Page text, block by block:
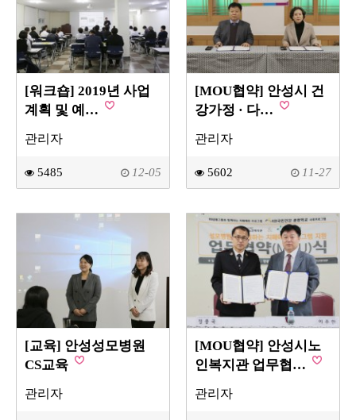
[워크숍] 2019년 사업
계획 및 예…
관리자
5485 12-05
[MOU협약] 안성시 건
강가정 · 다…
관리자
5602 11-27
[교육] 안성성모병원
CS교육
관리자
[MOU협약] 안성시노
인복지관 업무협…
관리자